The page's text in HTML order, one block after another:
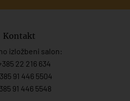
Kontakt
izložbeni salon:
22 216 634
91 446 5504
91 446 5548